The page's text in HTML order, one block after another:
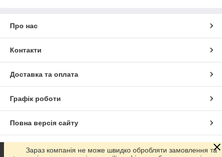
Про нас
Контакти
Доставка та оплата
Графік роботи
Повна версія сайту
Сайт створено на маркетплейсі Prom.ua
Зараз компанія не може швидко обробляти замовлення та